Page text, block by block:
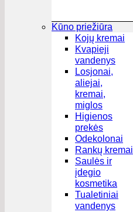
Kūno priežiūra
Kojų kremai
Kvapieji
vandenys
Losjonai,
aliejai,
kremai,
miglos
Higienos
prekės
Odekolonai
Rankų kremai
Saulės ir
įdegio
kosmetika
Tualetiniai
vandenys